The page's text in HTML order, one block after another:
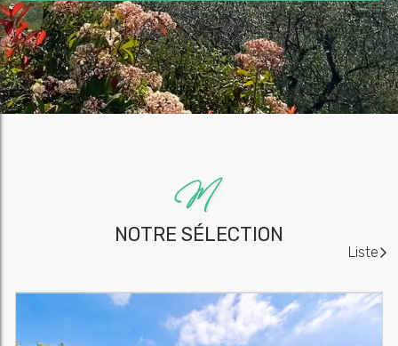
NOTRE SÉLECTION
Liste